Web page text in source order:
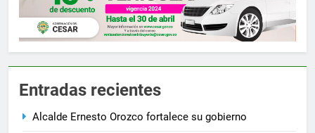
Entradas recientes
Alcalde Ernesto Orozco fortalece su gobierno